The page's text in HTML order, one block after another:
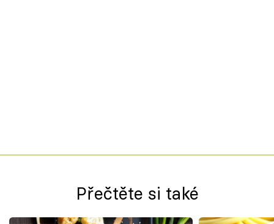
Přečtěte si také